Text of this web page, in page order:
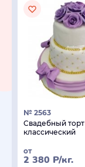
№ 2563
Свадебный торт
классический
от
2 380 Р/кг.